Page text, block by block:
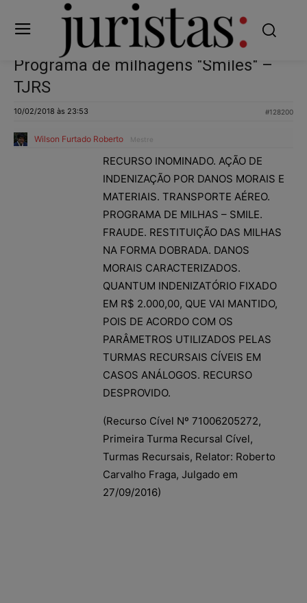
Programa de milhagens "Smiles" –
TJRS
10/02/2018 às 23:53 #128200
Wilson Furtado Roberto Mestre
RECURSO INOMINADO. AÇÃO DE
INDENIZAÇÃO POR DANOS MORAIS E
MATERIAIS. TRANSPORTE AÉREO.
PROGRAMA DE MILHAS – SMILE.
FRAUDE. RESTITUIÇÃO DAS MILHAS
NA FORMA DOBRADA. DANOS
MORAIS CARACTERIZADOS.
QUANTUM INDENIZATÓRIO FIXADO
EM R$ 2.000,00, QUE VAI MANTIDO,
POIS DE ACORDO COM OS
PARÂMETROS UTILIZADOS PELAS
TURMAS RECURSAIS CÍVEIS EM
CASOS ANÁLOGOS. RECURSO
DESPROVIDO.
(Recurso Cível Nº 71006205272,
Primeira Turma Recursal Cível,
Turmas Recursais, Relator: Roberto
Carvalho Fraga, Julgado em
27/09/2016)